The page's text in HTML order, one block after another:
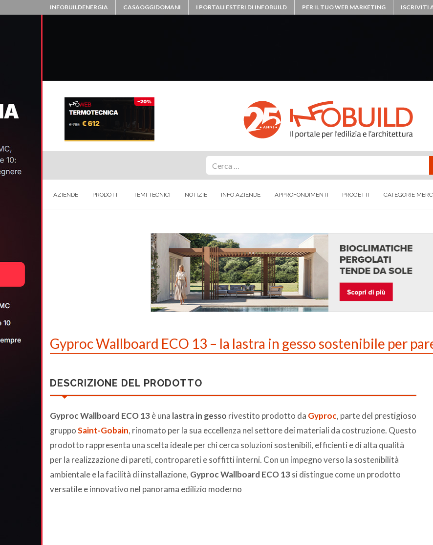
INFOBUILDENERGIA CASAOGGIDOMANI I PORTALI ESTERI DI INFOBUILD PER IL TUO WEB MARKETING ISCRIVITI
AZIENDE PRODOTTI TEMI TECNICI NOTIZIE INFO AZIENDE APPROFONDIMENTI PROGETTI CATEGORIE
Gyproc Wallboard ECO 13 – la lastra in gesso sostenibile per
DESCRIZIONE DEL PRODOTTO
Gyproc Wallboard ECO 13 è una lastra in gesso rivestito prodotto da Gyproc, parte del prestigioso
gruppoSaint-Gobain, rinomato per la sua eccellenza nel settore dei materiali da costruzione. Questo
prodotto rappresenta una scelta ideale per chi cerca soluzioni sostenibili, efficienti e di alta qualità
per la realizzazione di pareti, contropareti e soffitti interni. Con un impegno verso la sostenibilità
ambientale e la facilità di installazione, Gyproc Wallboard ECO 13 si distingue come un prodotto
versatile e innovativo nel panorama edilizio moderno